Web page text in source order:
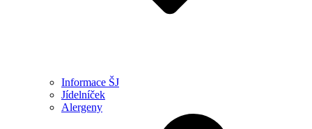
Informace ŠJ
Jídelníček
Alergeny